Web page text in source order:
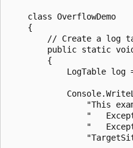
    class OverflowDemo
    {
// Create a log
public static
        {
LogTable log
"This
"
"